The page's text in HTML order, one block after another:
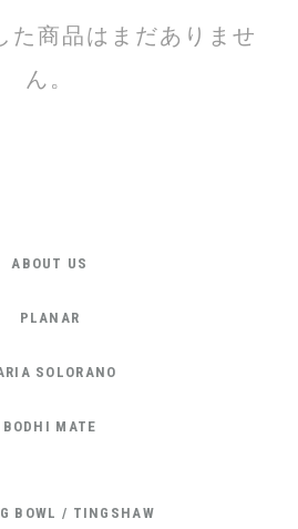
た商品はまだありませ
ん。
ABOUT US
PLANAR
SOLORANO
BODHI MATE
BOWL / TINGSHAW